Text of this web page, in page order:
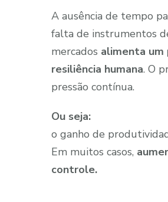
A ausência de tempo
falta de instrumentos
mercados alimenta um
resiliência humana. O
pressão contínua.
Ou seja:
o ganho de
Em muitos casos,
controle.